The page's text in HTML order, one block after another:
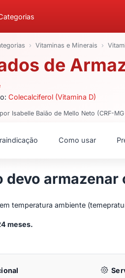
Vitaminas e Minerais
de
Colecalciferol (Vitamina D)
Isabelle Baião de Mello Neto (CRF-
Como usar
devo armazenar
temperatura ambiente
meses.